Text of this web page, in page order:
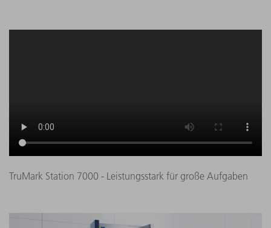
TruMark Station 7000 - Leistungsstark für große Aufgaben